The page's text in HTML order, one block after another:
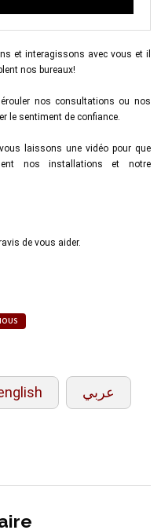
et interagissons avec vous et il
nos bureaux!
nos consultations ou nos
le sentiment de confiance.
laissons une vidéo pour que
nos installations et notre
de vous aider.
عربي